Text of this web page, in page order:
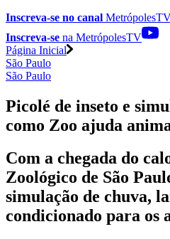
Inscreva-se no canal
Inscreva-se na MetrópolesTV
Página Inicial
São Paulo
São Paulo
Picolé de inseto e
como Zoo ajuda
Com a chegada do
Zoológico de São
simulação de chuva,
condicionado para os